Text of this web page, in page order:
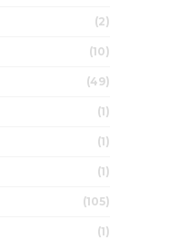
(2)
(10)
(49)
(1)
(1)
(1)
(105)
(1)